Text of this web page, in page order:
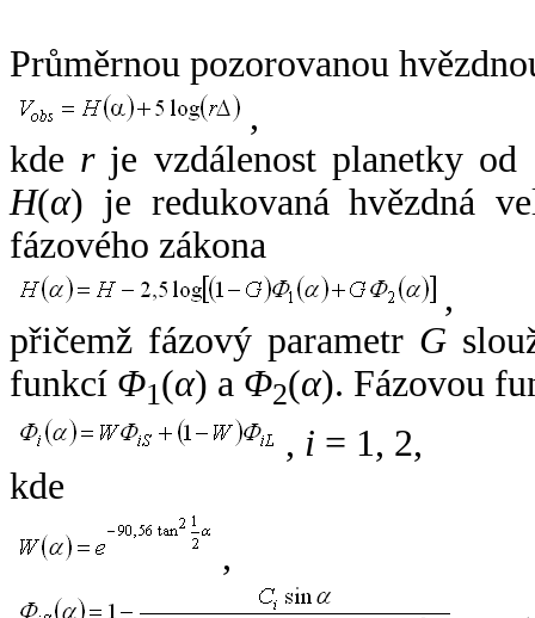
Průměrnou pozorovanou
,
kde rje vzdálenost planetky od
H(α) je redukovaná hvězdná
fázového zákona
,
přičemž fázový parametr G
funkcí Φ1(α) a Φ2(α). Fázovou
, i = 1, 2,
kde
,